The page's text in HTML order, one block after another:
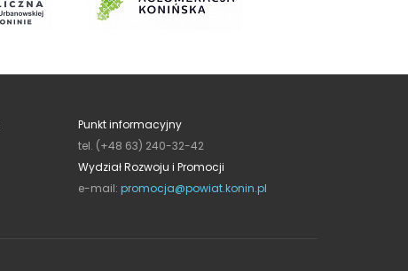
Punkt informacyjny
tel. (+48 63) 240-32-42
Wydział Rozwoju i Promocji
e-mail: promocja@powiat.konin.pl